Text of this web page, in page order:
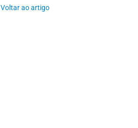
Voltar ao artigo